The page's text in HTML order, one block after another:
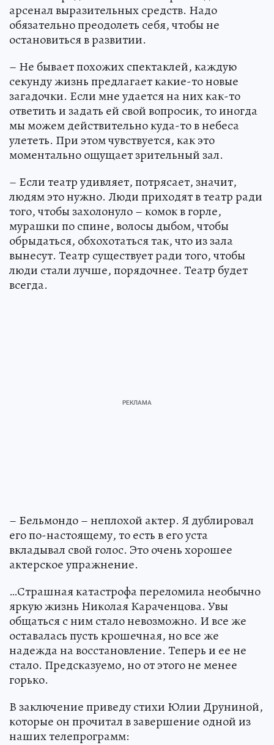
арсенал выразительных средств. Надо
обязательно преодолеть себя, чтобы не
остановиться в развитии.
– Не бывает похожих спектаклей, каждую
секунду жизнь предлагает какие-то новые
загадочки. Если мне удается на них как-то
ответить и задать ей свой вопросик, то иногда
мы можем действительно куда-то в небеса
улететь. При этом чувствуется, как это
моментально ощущает зрительный зал.
– Если театр удивляет, потрясает, значит,
людям это нужно. Люди приходят в театр ради
того, чтобы захолонуло – комок в горле,
мурашки по спине, волосы дыбом, чтобы
обрыдаться, обхохотаться так, что из зала
вынесут. Театр существует ради того, чтобы
люди стали лучше, порядочнее. Театр будет
всегда.
– Бельмондо – неплохой актер. Я дублировал
его по-настоящему, то есть в его уста
вкладывал свой голос. Это очень хорошее
актерское упражнение.
…Страшная катастрофа переломила необычно
яркую жизнь Николая Караченцова. Увы
общаться с ним стало невозможно. И все же
оставалась пусть крошечная, но все же
надежда на восстановление. Теперь и ее не
стало. Предсказуемо, но от этого не менее
горько.
В заключение приведу стихи Юлии Друниной,
которые он прочитал в завершение одной из
наших телепрограмм: